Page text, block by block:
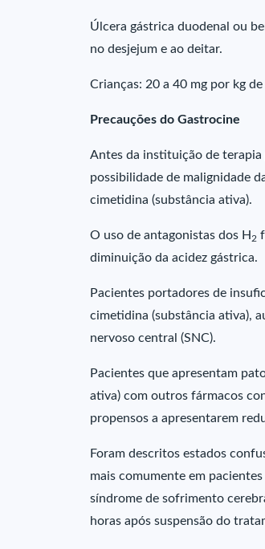
Úlcera gástrica duodenal ou
no desjejum e ao deitar.
Crianças: 20 a 40 mg por kg
Precauções do Gastrocine
Antes da instituição de terapia
possibilidade de malignidade
cimetidina (substância ativa).
O uso de antagonistas dos H 2
diminuição da acidez gástrica.
Pacientes portadores de
cimetidina (substância ativa),
nervoso central (SNC).
Pacientes que apresentam
ativa) com outros fármacos
propensos a apresentarem
Foram descritos estados
mais comumente em
síndrome de sofrimento
horas após suspensão do